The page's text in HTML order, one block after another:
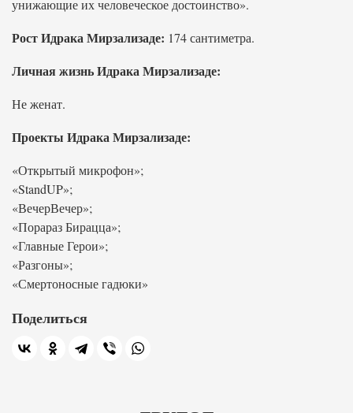
унижающие их человеческое достоинство».
Рост Идрака Мирзализаде: 174 сантиметра.
Личная жизнь Идрака Мирзализаде:
Не женат.
Проекты Идрака Мирзализаде:
«Открытый микрофон»;
«StandUP»;
«ВечерВечер»;
«Порараз Бирацца»;
«Главные Герои»;
«Разгоны»;
«Смертоносные гадюки»
Поделиться